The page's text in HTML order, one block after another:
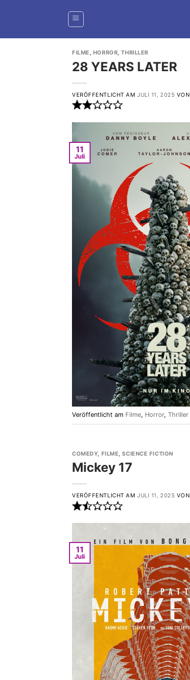
FILME , HORROR,THRILLER
28 YEARS LATER
VERÖFFENTLICHT AMJULI 11, 2025 VON
11
Juli
Veröffentlicht am Filme, Horror, Thriller
COMEDY, FILME ,SCIENCE FICTION
Mickey 17
VERÖFFENTLICHT AMJULI 11, 2025 VON
11
Juli